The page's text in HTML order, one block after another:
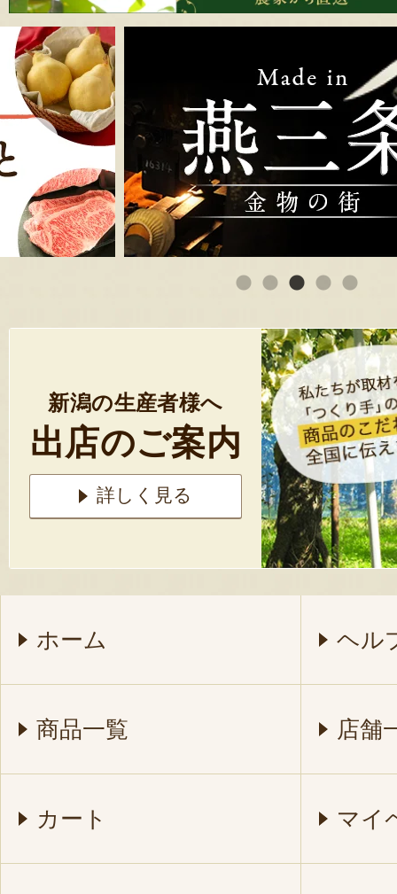
新潟の生産者様へ
出店のご案内
詳しく見る
ホーム ヘル
商品一覧 店舗
カート マイ